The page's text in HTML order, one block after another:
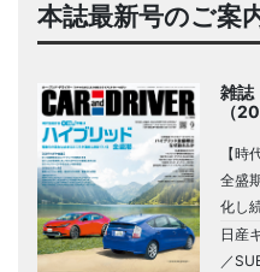
本誌最新号のご案
雑誌
（
【
全盛
化し
日産
／